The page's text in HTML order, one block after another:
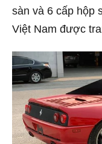
sàn và 6 cấp hộp
Việt Nam được